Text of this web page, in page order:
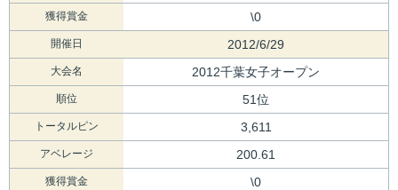
獲得賞金 \0
開催日 2012/6/29
大会名 2012千葉女子オープン
順位 51位
トータルピン 3,611
アベレージ 200.61
獲得賞金 \0